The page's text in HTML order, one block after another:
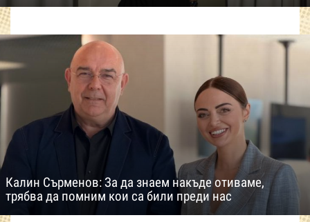
Калин Сърменов: За да знаем накъде отиваме,
трябва да помним кои са били преди нас